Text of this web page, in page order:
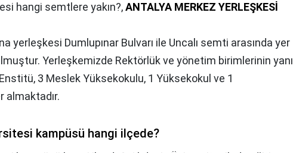
hangi semtlere yakın?,ANTALYA MERKEZ YERLEŞKESİ
yerleşkesi Dumlupınar Bulvarı ile Uncalı semti arasında yer
Yerleşkemizde Rektörlük ve yönetim birimlerinin yanı
3 Meslek Yüksekokulu, 1 Yüksekokul ve 1
almaktadır.
kampüsü hangi ilçede?